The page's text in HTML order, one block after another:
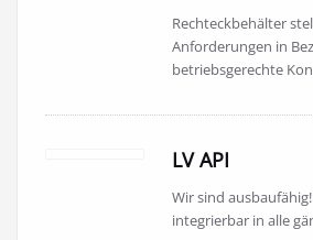
Rechteckbehälter
Anforderungen in
betriebsgerechte
LV API
Wir sind
integrierbar in alle